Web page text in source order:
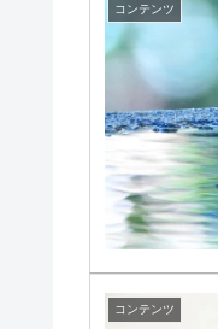
コンテンツ
コンテンツ